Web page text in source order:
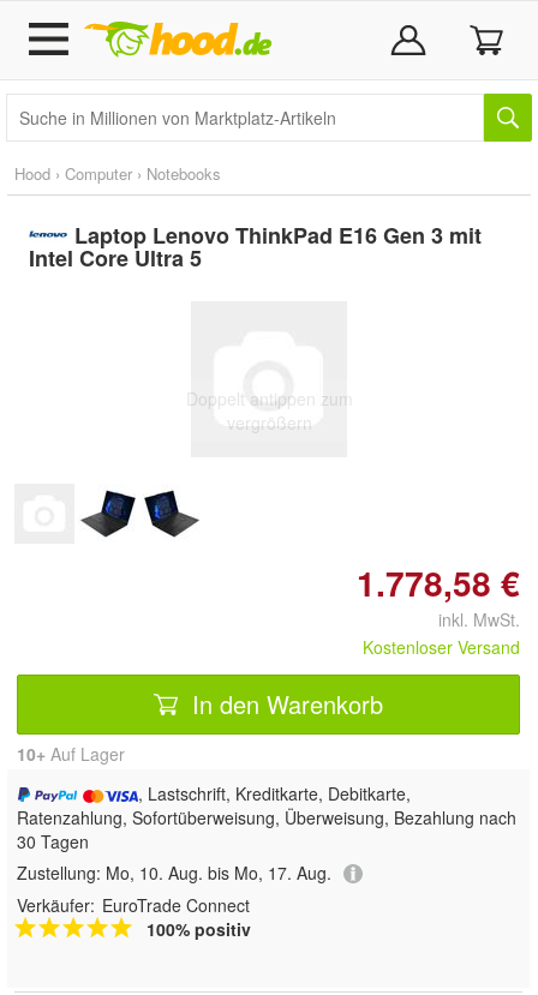
Hood › Computer › Notebooks
Laptop Lenovo ThinkPad E16 Gen 3 mit
Intel Core Ultra 5
Doppelt antippen zum
vergrößern
1.778,58 €
inkl. MwSt.
Kostenloser Versand
In den Warenkorb
10+ Auf Lager
, Lastschrift, Kreditkarte, Debitkarte,
Ratenzahlung, Sofortüberweisung, Überweisung, Bezahlung nach
30 Tagen
Zustellung: Mo, 10. Aug. bis Mo, 17. Aug.
Verkäufer: EuroTrade Connect
100% positiv